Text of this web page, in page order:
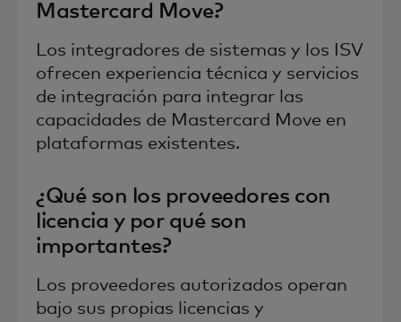
Mastercard Move?
Los integradores de sistemas y los ISV
ofrecen experiencia técnica y servicios
de integración para integrar las
capacidades de Mastercard Move en
plataformas existentes.
¿Qué son los proveedores con
licencia y por qué son
importantes?
Los proveedores autorizados operan
bajo sus propias licencias y